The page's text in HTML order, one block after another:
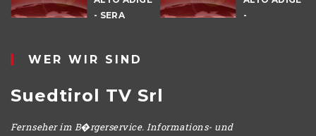
- SERA
-
WER WIR SIND
Suedtirol TV Srl
Fernseher im B�rgerservice. Informations- und